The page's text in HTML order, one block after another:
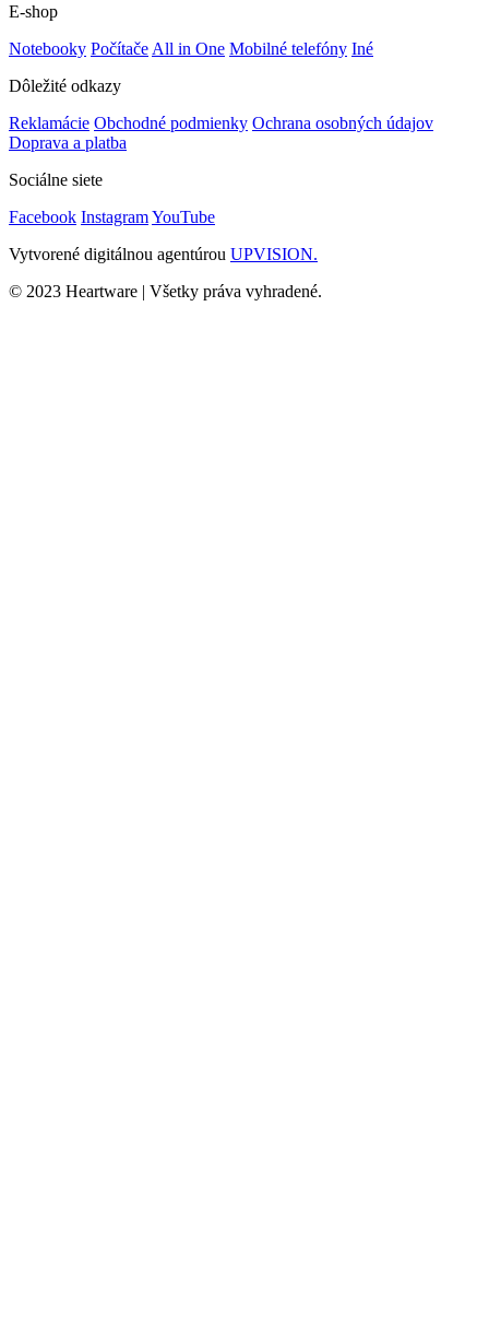
E-shop
Notebooky Počítače All in One Mobilné telefóny Iné
Dôležité odkazy
Reklamácie Obchodné podmienky Ochrana osobných údajov
Doprava a platba
Sociálne siete
Facebook InstagramYouTube
Vytvorené digitálnou agentúrou UPVISION.
© 2023 Heartware | Všetky práva vyhradené.